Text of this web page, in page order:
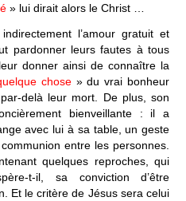
» lui dirait alors le Christ …
l’amour gratuit et
pardonner leurs fautes à tous
donner ainsi de connaître la
chose» du vrai bonheur
delà leur mort. De plus, son
bienveillante : il a
avec lui à sa table, un geste
entre les personnes.
quelques reproches, qui
t-il, sa conviction d’être
Et le critère de Jésus sera celui